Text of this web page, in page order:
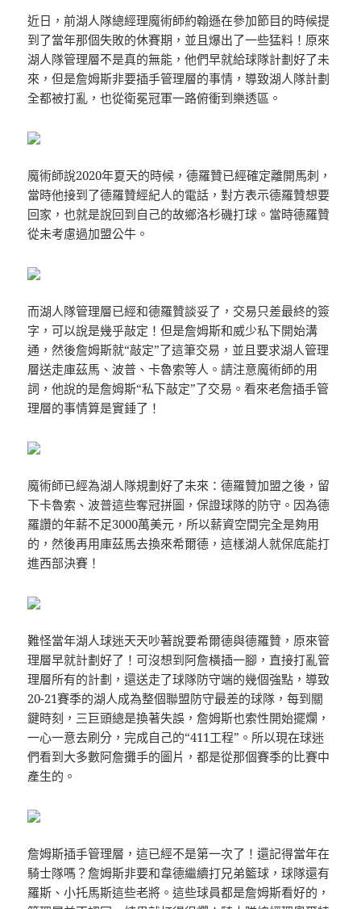
近日，前湖人隊總經理魔術師約翰遜在參加節目的時候提
到了當年那個失敗的休賽期，並且爆出了一些猛料！原來
湖人隊管理層不是真的無能，他們早就給球隊計劃好了未
來，但是詹姆斯非要插手管理層的事情，導致湖人隊計劃
全都被打亂，也從衛冕冠軍一路俯衝到樂透區。
魔術師說2020年夏天的時候，德羅贊已經確定離開馬刺，
當時他接到了德羅贊經紀人的電話，對方表示德羅贊想要
回家，也就是說回到自己的故鄉洛杉磯打球。當時德羅贊
從未考慮過加盟公牛。
而湖人隊管理層已經和德羅贊談妥了，交易只差最終的簽
字，可以說是幾乎敲定！但是詹姆斯和威少私下開始溝
通，然後詹姆斯就“敲定”了這筆交易，並且要求湖人管理
層送走庫茲馬、波普、卡魯索等人。請注意魔術師的用
詞，他說的是詹姆斯“私下敲定”了交易。看來老詹插手管
理層的事情算是實錘了！
魔術師已經為湖人隊規劃好了未來：德羅贊加盟之後，留
下卡魯索、波普這些奪冠拼圖，保證球隊的防守。因為德
羅讚的年薪不足3000萬美元，所以薪資空間完全是夠用
的，然後再用庫茲馬去換來希爾德，這樣湖人就保底能打
進西部決賽！
難怪當年湖人球迷天天吵著說要希爾德與德羅贊，原來管
理層早就計劃好了！可沒想到阿詹橫插一腳，直接打亂管
理層所有的計劃，還送走了球隊防守端的幾個強點，導致
20-21賽季的湖人成為整個聯盟防守最差的球隊，每到關
鍵時刻，三巨頭總是換著失誤，詹姆斯也索性開始擺爛，
一心一意去刷分，完成自己的“411工程”。所以現在球迷
們看到大多數阿詹攤手的圖片，都是從那個賽季的比賽中
產生的。
詹姆斯插手管理層，這已經不是第一次了！還記得當年在
騎士隊嗎？詹姆斯非要和韋德繼續打兄弟籃球，球隊還有
羅斯、小托馬斯這些老將。這些球員都是詹姆斯看好的，